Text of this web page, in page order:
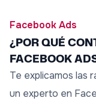
Facebook Ads
¿POR QUÉ
FACEBOOK
Te explicamos las
un experto en